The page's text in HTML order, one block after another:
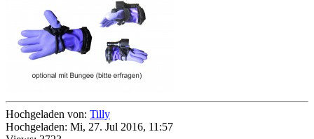
Hochgeladen von: Tilly
Hochgeladen: Mi, 27. Jul 2016, 11:57